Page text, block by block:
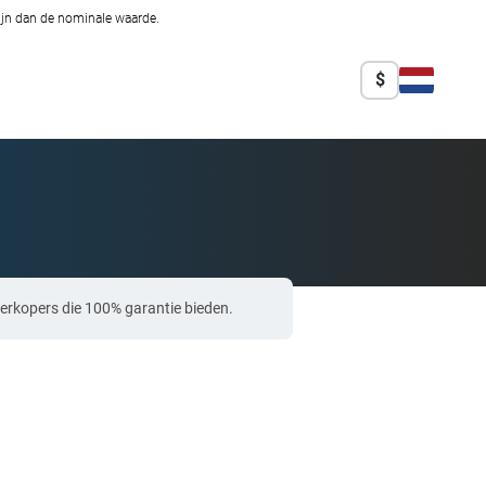
dan de nominale waarde.
$
die 100% garantie bieden.